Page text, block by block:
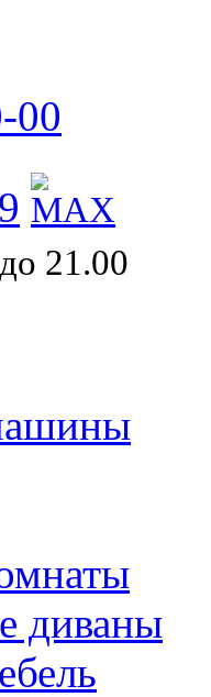
00
21.00
диваны